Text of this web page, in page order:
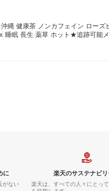
縄 健康茶 ノンカフェイン ロー
睡眠 長生 薬草 ホット★追跡可能
に
がない
楽天のサステナビリ
楽天は、すべての人々にとっ